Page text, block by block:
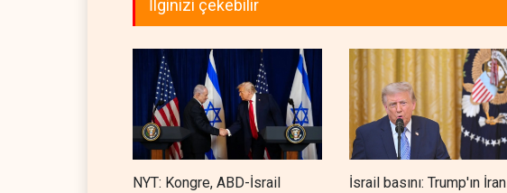
İlginizi çekebilir
NYT: Kongre, ABD-İsrail
İsrail basını: Trump'ın İran